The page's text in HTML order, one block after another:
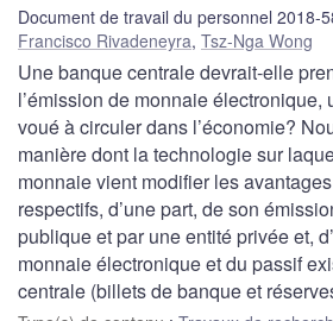
Document de travail du personnel 2018-
Francisco Rivadeneyra, Tsz-Nga Wong
Une banque centrale devrait-elle
l’émission de monnaie
voué à circuler dans l’économie?
manière dont la technologie sur
monnaie vient modifier les
respectifs, d’une part, de son
publique et par une entité privée et,
monnaie électronique et du passif
centrale (billets de banque et